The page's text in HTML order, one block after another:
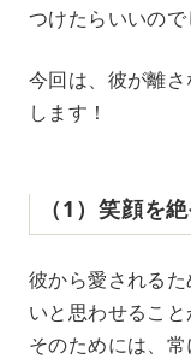
つけたらいいので
今回は、彼が離
します！
（1）笑顔を
彼から愛される
いと思わせること
そのためには、